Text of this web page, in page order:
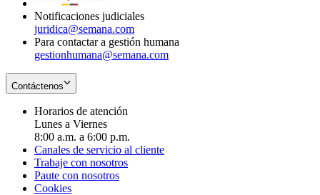
Notificaciones judiciales
juridica@semana.com
Para contactar a gestión humana
gestionhumana@semana.com
Contáctenos
Horarios de atención
Lunes a Viernes
8:00 a.m. a 6:00 p.m.
Canales de servicio al cliente
Trabaje con nosotros
Paute con nosotros
Cookies